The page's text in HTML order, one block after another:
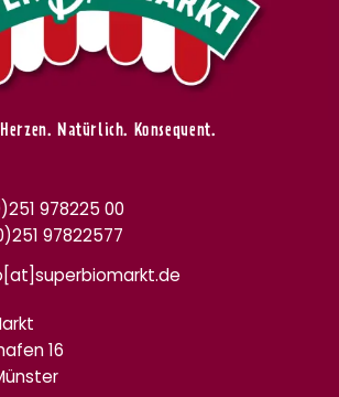
Natürlich. Konsequent.
978225 00
251 97822577
16